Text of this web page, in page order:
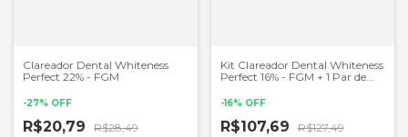
Clareador Dental Whiteness
Perfect 22% - FGM
-27% OFF
R$20,79 R$28,49
Kit Clareador Dental Whiteness
Perfect 16% - FGM + 1 Par de
-16% OFF
R$107,69 R$127,49